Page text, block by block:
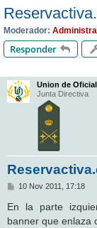
Moderador:
Responder
Union de
Junta Directiva
M
n
s
a
10 Nov 2011, 17:18
En la parte
banner que enlaza